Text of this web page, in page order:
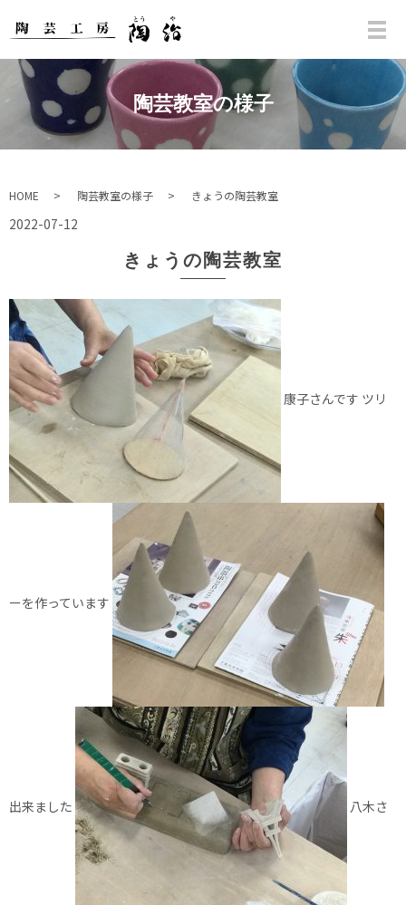
陶芸教室の様子
HOME 陶芸教室の様子 きょうの陶芸教室
2022-07-12
きょうの陶芸教室
康子さんです ツリ
ーを作っています
出来ました 八木さ